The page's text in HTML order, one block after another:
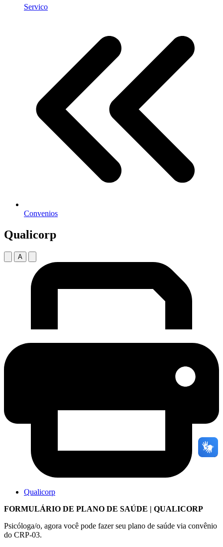
Servico
Convenios
Qualicorp
A
Qualicorp
FORMULÁRIO DE PLANO DE SAÚDE | QUALICORP
Psicóloga/o, agora você pode fazer seu plano de saúde via convênio
do CRP-03.